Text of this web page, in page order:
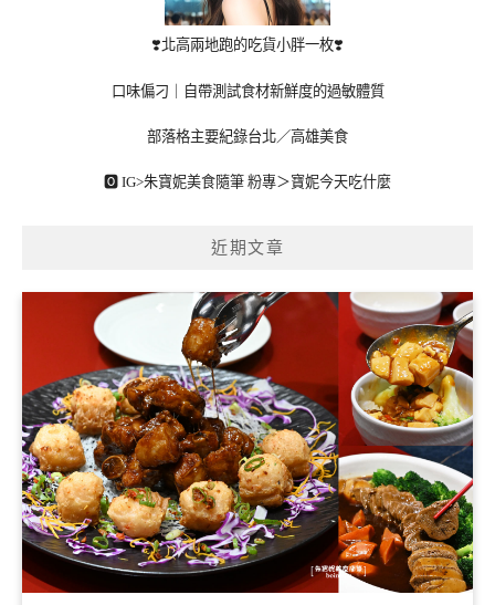
❣️北高兩地跑的吃貨小胖一枚❣️
口味偏刁｜自帶測試食材新鮮度的過敏體質
部落格主要紀錄台北／高雄美食
🅾 IG>朱寶妮美食隨筆 粉專＞寶妮今天吃什麼
近期文章